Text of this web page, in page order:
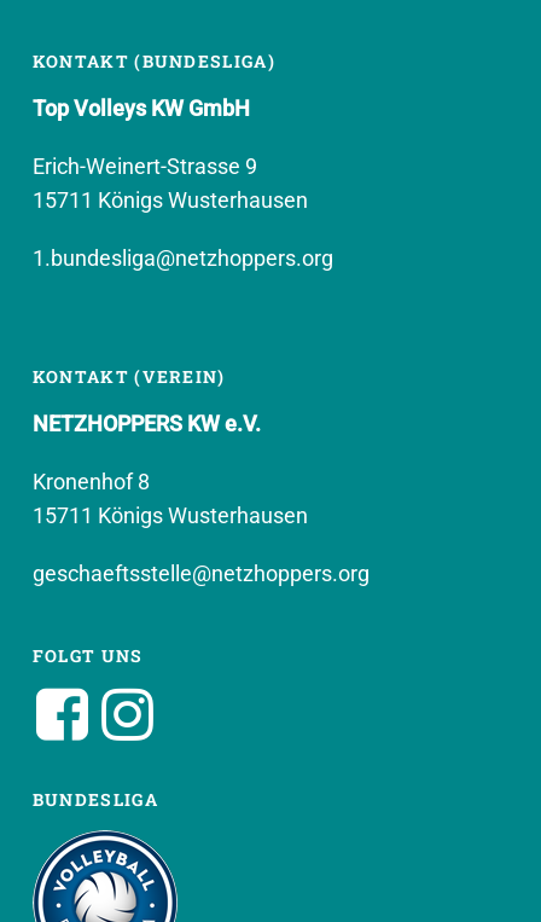
KONTAKT (BUNDESLIGA)
Top Volleys KW GmbH
Erich-Weinert-Strasse 9
15711 Königs Wusterhausen
1.bundesliga@netzhoppers.org
KONTAKT (VEREIN)
NETZHOPPERS KW e.V.
Kronenhof 8
15711 Königs Wusterhausen
geschaeftsstelle@netzhoppers.org
FOLGT UNS
BUNDESLIGA